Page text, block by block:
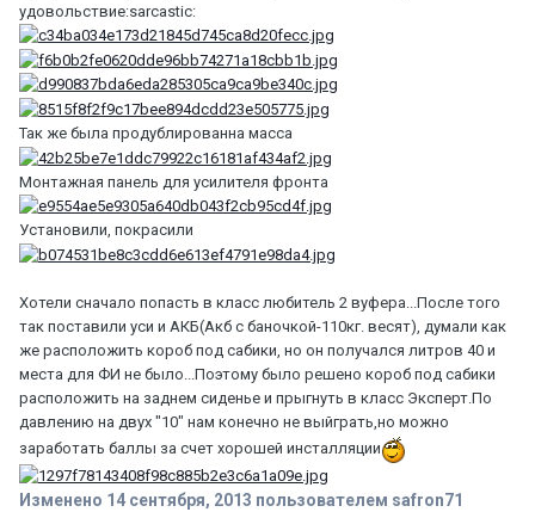
удовольствие:sarcastic:
Так же была продублированна масса
Монтажная панель для усилителя фронта
Установили, покрасили
Хотели сначало попасть в класс любитель 2 вуфера...После того
так поставили уси и АКБ(Акб с баночкой-110кг. весят), думали как
же расположить короб под сабики, но он получался литров 40 и
места для ФИ не было...Поэтому было решено короб под сабики
расположить на заднем сиденье и прыгнуть в класс Эксперт.По
давлению на двух "10" нам конечно не выйграть,но можно
заработать баллы за счет хорошей инсталляции
Изменено 14 сентября, 2013 пользователем safron71